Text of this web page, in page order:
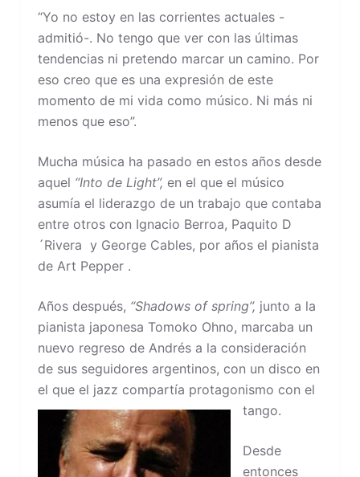
“Yo no estoy en las corrientes actuales -
admitió-. No tengo que ver con las últimas
tendencias ni pretendo marcar un camino. Por
eso creo que es una expresión de este
momento de mi vida como músico. Ni más ni
menos que eso”.
Mucha música ha pasado en estos años desde
aquel “Into de Light”, en el que el músico
asumía el liderazgo de un trabajo que contaba
entre otros con Ignacio Berroa, Paquito D
´Rivera y George Cables, por años el pianista
de Art Pepper .
Años después, “Shadows of spring”, junto a la
pianista japonesa Tomoko Ohno, marcaba un
nuevo regreso de Andrés a la consideración
de sus seguidores argentinos, con un disco en
el que el jazz compartía protagonismo con el
tango.
Desde
entonces